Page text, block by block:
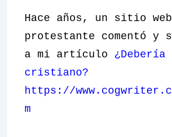
Hace años, un sitio web
protestante comentó
a mi artículo
cristiano?
https://
m